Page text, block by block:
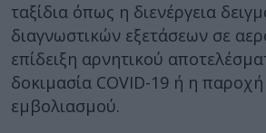
ταξίδια όπως η διενέργεια
διαγνωστικών εξετάσεων σε
επίδειξη αρνητικού
δοκιμασία COVID-19 ή η παροχή
εμβολιασμού.